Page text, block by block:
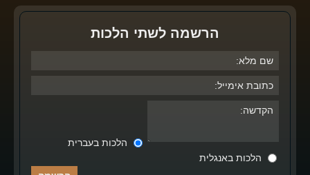
הרשמה לשתי הלכות
הלכות בעברית
הלכות באנגלית